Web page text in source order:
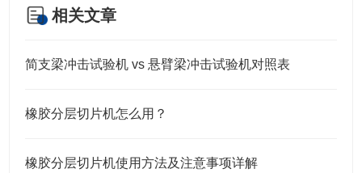
相关文章
简支梁冲击试验机 vs 悬臂梁冲击试验机对照表
橡胶分层切片机怎么用？
橡胶分层切片机使用方法及注意事项详解